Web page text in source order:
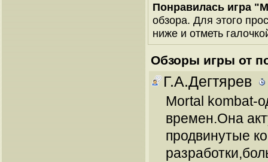
Понравилась игра
обзора. Для этого
ниже и отметь
Обзоры игры от
Г.А.Дегтярев
Mortal kombat-
времен.Она
продвинутые